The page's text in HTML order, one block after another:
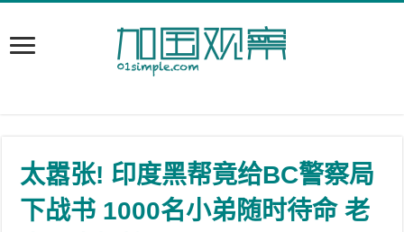
太嚣张! 印度黑帮竟给BC警察局
下战书 1000名小弟随时待命 老